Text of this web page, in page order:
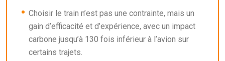
Choisir le train n’est pas une contrainte, mais un
gain d’efficacité et d’expérience, avec un impact
carbone jusqu’à 130 fois inférieur à l’avion sur
certains trajets.